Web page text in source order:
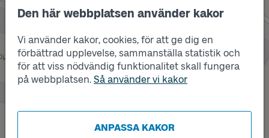
Den här webbplatsen använder kakor
Vi använder kakor, cookies, för att ge dig en
förbättrad upplevelse, sammanställa statistik och
för att viss nödvändig funktionalitet skall fungera
på webbplatsen. Så använder vi kakor
ANPASSA KAKOR
Läge
A
Läge
B